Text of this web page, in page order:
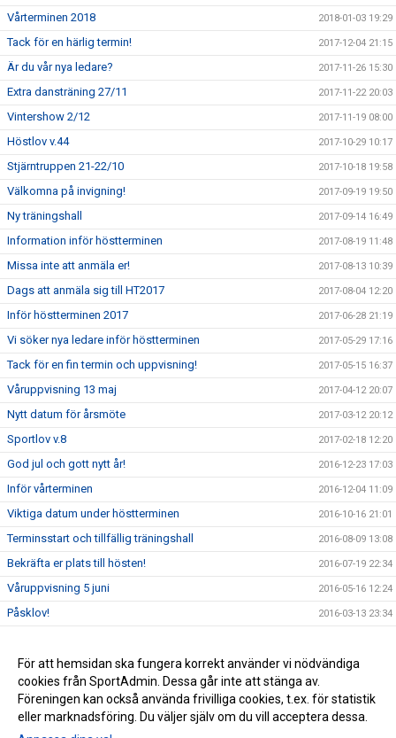
Vårterminen 2018 2018-01-03 19:29
Tack för en härlig termin! 2017-12-04 21:15
Är du vår nya ledare? 2017-11-26 15:30
Extra dansträning 27/11 2017-11-22 20:03
Vintershow 2/12 2017-11-19 08:00
Höstlov v.44 2017-10-29 10:17
Stjärntruppen 21-22/10 2017-10-18 19:58
Välkomna på invigning! 2017-09-19 19:50
Ny träningshall 2017-09-14 16:49
Information inför höstterminen 2017-08-19 11:48
Missa inte att anmäla er! 2017-08-13 10:39
Dags att anmäla sig till HT2017 2017-08-04 12:20
Inför höstterminen 2017 2017-06-28 21:19
Vi söker nya ledare inför höstterminen 2017-05-29 17:16
Tack för en fin termin och uppvisning! 2017-05-15 16:37
Våruppvisning 13 maj 2017-04-12 20:07
Nytt datum för årsmöte 2017-03-12 20:12
Sportlov v.8 2017-02-18 12:20
God jul och gott nytt år! 2016-12-23 17:03
Inför vårterminen 2016-12-04 11:09
Viktiga datum under höstterminen 2016-10-16 21:01
Terminsstart och tillfällig träningshall 2016-08-09 13:08
Bekräfta er plats till hösten! 2016-07-19 22:34
Våruppvisning 5 juni 2016-05-16 12:24
Påsklov! 2016-03-13 23:34
Sportlov och inställda träningar 2016-02-19 07:15
Juluppvisning 5/12 2015-11-16 11:24
För att hemsidan ska fungera korrekt använder vi nödvändiga
cookies från SportAdmin. Dessa går inte att stänga av.
Föreningen kan också använda frivilliga cookies, t.ex. för statistik
eller marknadsföring. Du väljer själv om du vill acceptera dessa.